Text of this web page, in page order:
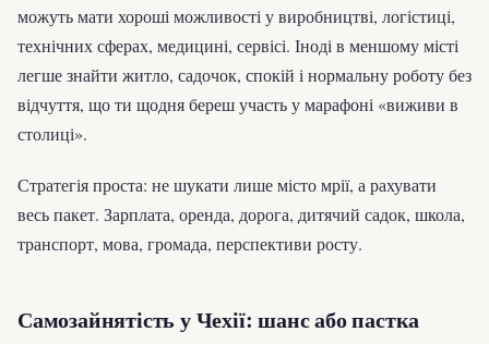
можуть мати хороші можливості у виробництві, логістиці,
технічних сферах, медицині, сервісі. Іноді в меншому місті
легше знайти житло, садочок, спокій і нормальну роботу без
відчуття, що ти щодня береш участь у марафоні «виживи в
столиці».
Стратегія проста: не шукати лише місто мрії, а рахувати
весь пакет. Зарплата, оренда, дорога, дитячий садок, школа,
транспорт, мова, громада, перспективи росту.
Самозайнятість у Чехії: шанс або пастка